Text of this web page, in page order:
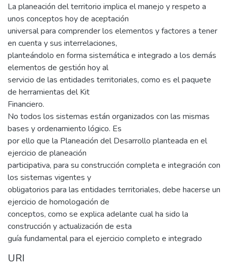
La planeación del territorio implica el manejo y respeto a
unos conceptos hoy de aceptación
universal para comprender los elementos y factores a tener
en cuenta y sus interrelaciones,
planteándolo en forma sistemática e integrado a los demás
elementos de gestión hoy al
servicio de las entidades territoriales, como es el paquete
de herramientas del Kit
Financiero.
No todos los sistemas están organizados con las mismas
bases y ordenamiento lógico. Es
por ello que la Planeación del Desarrollo planteada en el
ejercicio de planeación
participativa, para su construcción completa e integración con
los sistemas vigentes y
obligatorios para las entidades territoriales, debe hacerse un
ejercicio de homologación de
conceptos, como se explica adelante cual ha sido la
construcción y actualización de esta
guía fundamental para el ejercicio completo e integrado
URI